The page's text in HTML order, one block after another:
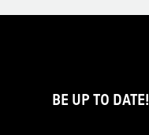
BE UP TO DATE!